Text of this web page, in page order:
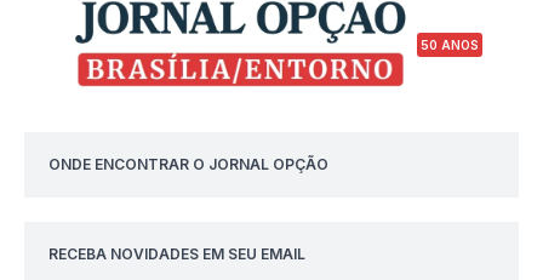
50 ANOS
ONDE ENCONTRAR O JORNAL OPÇÃO
RECEBA NOVIDADES EM SEU EMAIL